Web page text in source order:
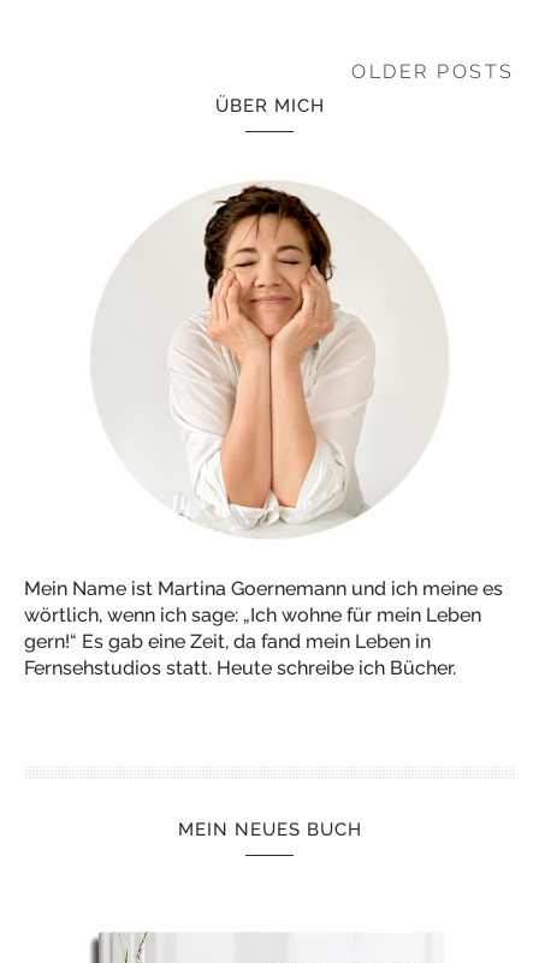
OLDER POSTS
ÜBER MICH
Mein Name ist Martina Goernemann und ich meine es
wörtlich, wenn ich sage: „Ich wohne für mein Leben
gern!“ Es gab eine Zeit, da fand mein Leben in
Fernsehstudios statt. Heute schreibe ich Bücher.
MEIN NEUES BUCH